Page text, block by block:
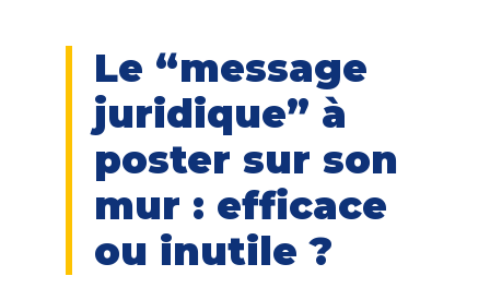
Le “message
juridique” à
poster sur son
mur : efficace
ou inutile ?